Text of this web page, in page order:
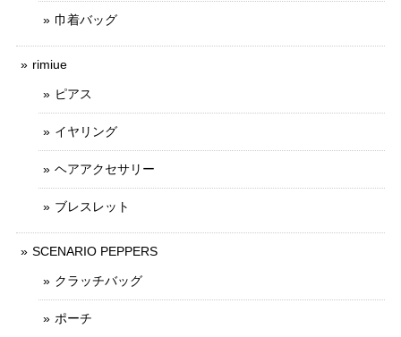
巾着バッグ
rimiue
ピアス
イヤリング
ヘアアクセサリー
ブレスレット
SCENARIO PEPPERS
クラッチバッグ
ポーチ